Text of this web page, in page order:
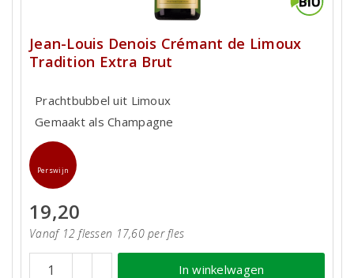
Jean-Louis Denois Crémant de Limoux
Tradition Extra Brut
Prachtbubbel uit Limoux
Gemaakt als Champagne
Perswijn
19,20
Vanaf 12 flessen 17,60 per fles
In winkelwagen